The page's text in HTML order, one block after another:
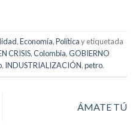
,Economía,Políticay etiquetada
CRISIS,Colombia,GOBIERNO
, INDUSTRIALIZACIÓN,petro.
ÁMATE TÚ